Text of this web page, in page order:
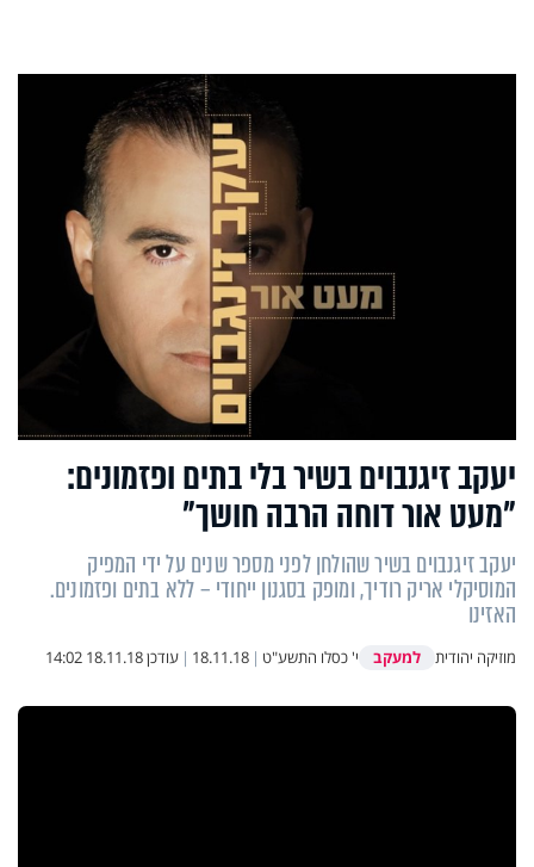
יעקב זיגנבוים בשיר בלי בתים ופזמונים:
"מעט אור דוחה הרבה חושך"
יעקב זיגנבוים בשיר שהולחן לפני מספר שנים על ידי המפיק
המוסיקלי אריק רודיך, ומופק בסגנון ייחודי – ללא בתים ופזמונים.
האזינו
מוזיקה יהודית למעקב י' כסלו התשע"ט |
18.11.18
| עודכן18.11.18 14:02